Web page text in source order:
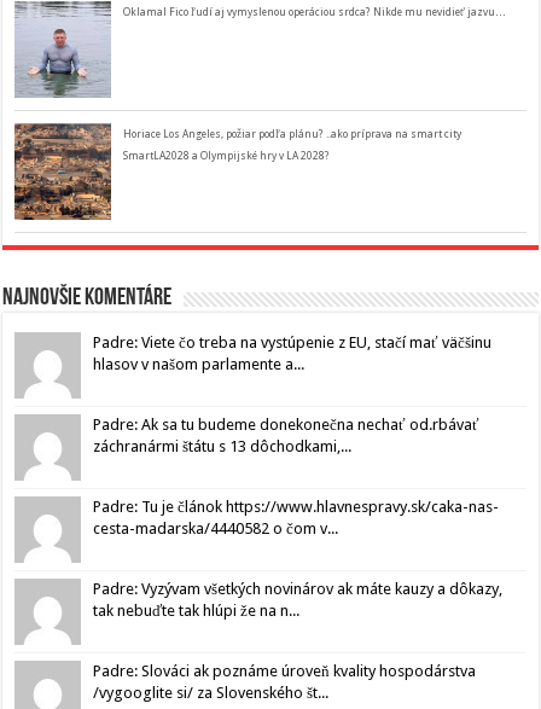
Oklamal Fico ľudí aj vymyslenou operáciou srdca? Nikde mu nevidieť jazvu…
Horiace Los Angeles, požiar podľa plánu? ..ako príprava na smart city
SmartLA2028 a Olympijské hry v LA 2028?
Najnovšie komentáre
Padre: Viete čo treba na vystúpenie z EU, stačí mať väčšinu
hlasov v našom parlamente a...
Padre: Ak sa tu budeme donekonečna nechať od.rbávať
záchranármi štátu s 13 dôchodkami,...
Padre: Tu je článok https://www.hlavnespravy.sk/caka-nas-
cesta-madarska/4440582 o čom v...
Padre: Vyzývam všetkých novinárov ak máte kauzy a dôkazy,
tak nebuďte tak hlúpi že na n...
Padre: Slováci ak poznáme úroveň kvality hospodárstva
/vygooglite si/ za Slovenského št...